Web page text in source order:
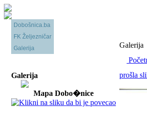
Dobošnica.ba
FK Željezničar
Galerija
Galerija
Mapa Dobo�nice
Galerija
prošla